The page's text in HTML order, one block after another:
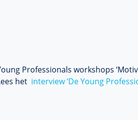
Professionals workshops
het interview ‘De Young